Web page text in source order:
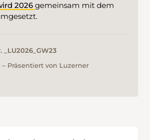
2026 gemeinsam mit dem
Präsentiert von Luzerner